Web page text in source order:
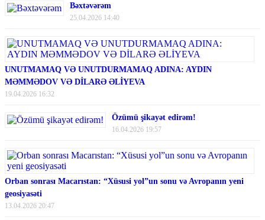
Bəxtəvərəm
25.04.2026 14:40
UNUTMAMAQ VƏ UNUTDURMAMAQ ADINA: AYDIN
MƏMMƏDOV VƏ DİLARƏ ƏLİYEVA
19.04.2026 16:32
Özümü şikayət edirəm!
16.04.2026 19:57
Orban sonrası Macarıstan: “Xüsusi yol”un sonu və Avropanın yeni
geosiyasəti
13.04.2026 20:47